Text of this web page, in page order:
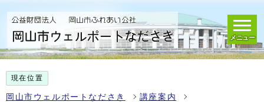
メニュー
現在位置
岡山市ウェルポートなださき 講座案内